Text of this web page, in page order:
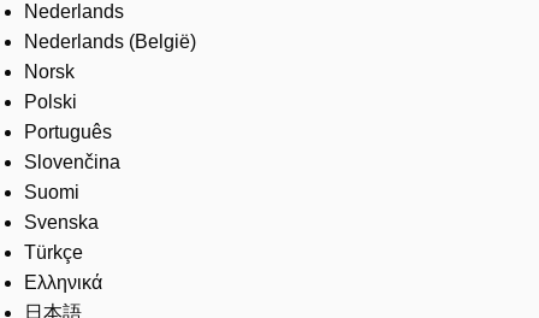
Nederlands
Nederlands (België)
Norsk
Polski
Português
Slovenčina
Suomi
Svenska
Türkçe
Ελληνικά
日本語